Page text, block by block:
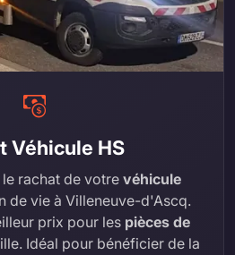
Véhicule HS
rachat de votre véhicule
de vie à Villeneuve-d'Ascq.
prix pour les pièces de
Idéal pour bénéficier de la